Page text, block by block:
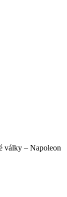
války – Napoleon